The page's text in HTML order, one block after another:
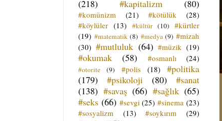
(218)
#kapitalizm (80)
#komünizm (21) #kötülük
(28)
#köylüler (13) #kültür (10)
#kürtler
(19) #matematik (8) #medya (9) #mizah
(30) #mutluluk (64) #müzik (19)
#okumak (58) #osmanlı (24)
#otorite (9) #polis (18)
#politika
(179)
#psikoloji (80)
#sanat
(138) #savaş (66) #sağlık (65)
#seks (66) #sevgi (25) #sinema (23)
#sosyalizm
(13) #soykırım (29)